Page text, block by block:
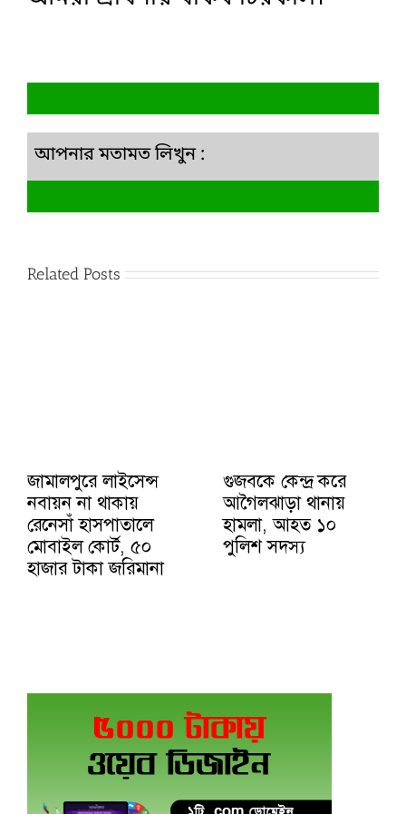
আপনার মতামত লিখুন :
Related Posts
জামালপুরে লাইসেন্স
নবায়ন না থাকায়
রেনেসাঁ হাসপাতালে
মোবাইল কোর্ট, ৫০
হাজার টাকা জরিমানা
গুজবকে কেন্দ্র করে
আগৈলঝাড়া থানায়
হামলা, আহত ১০
পুলিশ সদস্য